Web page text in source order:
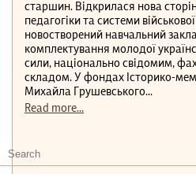
старшин. Відкрилася нова
педагогіки та системи
новостворений навчальний
комплектування молодої
сили, національно свідомим,
складом. У фондах Історико-
Михайла Грушевського...
Read more...